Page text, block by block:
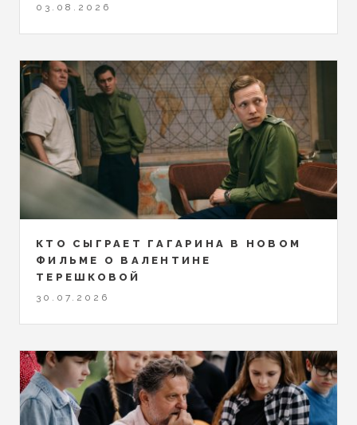
03.08.2026
КТО СЫГРАЕТ ГАГАРИНА В НОВОМ
ФИЛЬМЕ О ВАЛЕНТИНЕ
ТЕРЕШКОВОЙ
30.07.2026